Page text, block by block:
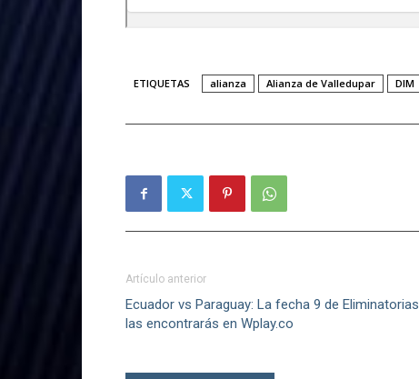
ETIQUETAS alianza Alianza de Valledupar DIM
Artículo anterior
Ecuador vs Paraguay: La fecha 9 de Eliminatorias
las encontrarás en Wplay.co